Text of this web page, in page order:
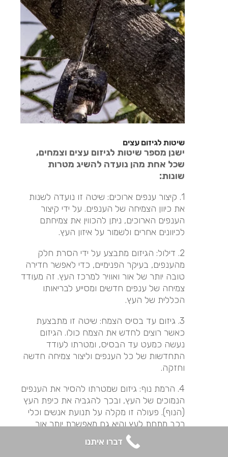
שיטות לגיזום עצים
ישנן מספר שיטות לגיזום עצים וצמחים,
שכל אחת מהן נועדה להשיג מטרות
שונות:
1. קיצור ענפים ארוכים: שיטה זו נועדה לשנות
את כיוון הצמיחה של הענפים. על ידי קיצור
הענפים הארוכים, ניתן להכווין את צמיחתם
לכיוונים אחרים ולשמור על איזון העץ.
2. דילול: הגיזום מתבצע על ידי הסרת חלק
מהענפים, בעיקר הפנימיים, כדי לאפשר חדירה
טובה יותר של אור ואוויר למרכז העץ. זה מעודד
צמיחה של ענפים חדשים ומסייע לבריאותו
הכללית של העץ.
3. גיזום עד בסיס הצמח: שיטה זו מתבצעת
כאשר רוצים לחדש את הצמח כולו. הגיזום
נעשה כמעט עד הבסיס, ומטרתו לעודד
התחדשות של כל הענפים וליצור צמיחה חדשה
וחזקה.
4. הרמת נוף: גיזום שמטרתו להסיר את הענפים
הנמוכים של העץ, ובכך להגביה את כיפת העץ
(הנוף). פעולה זו מקלה על תנועת אנשים וכלי
רכב מתחת לעץ והיא גם מאפשרת יותר אור
להיכנס לאזור שמתחת לעץ.
דברו איתנו